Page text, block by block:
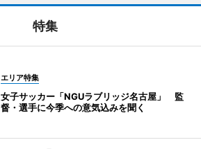
特集
エリア特集
女子サッカー「NGUラブリッジ名古屋」 監
督・選手に今季への意気込みを聞く